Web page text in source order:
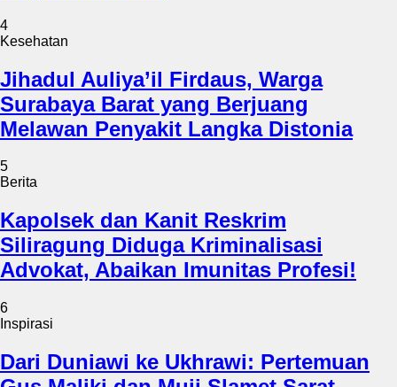
4
Kesehatan
Jihadul Auliya’il Firdaus, Warga
Surabaya Barat yang Berjuang
Melawan Penyakit Langka Distonia
5
Berita
Kapolsek dan Kanit Reskrim
Siliragung Diduga Kriminalisasi
Advokat, Abaikan Imunitas Profesi!
6
Inspirasi
Dari Duniawi ke Ukhrawi: Pertemuan